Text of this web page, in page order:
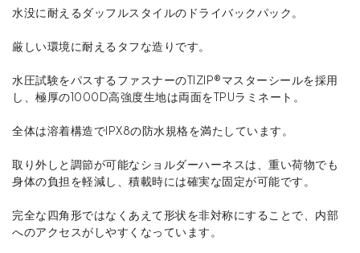
水没に耐えるダッフルスタイルのドライバックパック。
厳しい環境に耐えるタフな造りです。
水圧試験をパスするファスナーのTIZIP®マスターシールを採用
し、極厚の1000D高強度生地は両面をTPUラミネート。
全体は溶着構造でIPX8の防水規格を満たしています。
取り外しと調節が可能なショルダーハーネスは、重い荷物でも
身体の負担を軽減し、積載時には確実な固定が可能です。
完全な四角形ではなくあえて形状を非対称にすることで、内部
へのアクセスがしやすくなっています。